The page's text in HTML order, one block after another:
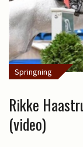
Springning
Rikke
(video)